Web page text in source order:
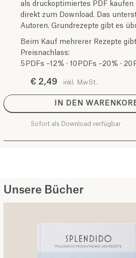
als druckoptimiertes PDF kaufen
direkt zum Download. Das
Autoren. Grundrezepte gibt es
Beim Kauf mehrerer Rezepte
Preisnachlass:
5 PDFs –12 % · 10 PDFs –20 % · 20
€ 2,49 inkl. MwSt.
IN DEN
Sofort als Download verfügbar
Unsere Bücher
Kochbuch